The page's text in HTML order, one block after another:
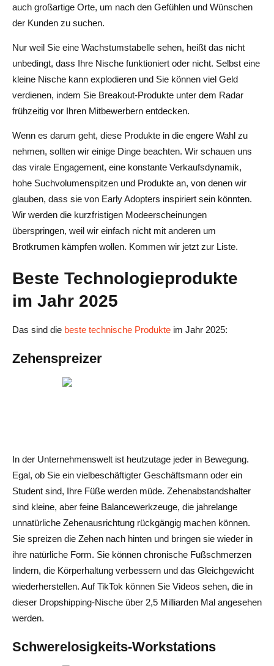
auch großartige Orte, um nach den Gefühlen und Wünschen
der Kunden zu suchen.
Nur weil Sie eine Wachstumstabelle sehen, heißt das nicht
unbedingt, dass Ihre Nische funktioniert oder nicht. Selbst eine
kleine Nische kann explodieren und Sie können viel Geld
verdienen, indem Sie Breakout-Produkte unter dem Radar
frühzeitig vor Ihren Mitbewerbern entdecken.
Wenn es darum geht, diese Produkte in die engere Wahl zu
nehmen, sollten wir einige Dinge beachten. Wir schauen uns
das virale Engagement, eine konstante Verkaufsdynamik,
hohe Suchvolumenspitzen und Produkte an, von denen wir
glauben, dass sie von Early Adopters inspiriert sein könnten.
Wir werden die kurzfristigen Modeerscheinungen
überspringen, weil wir einfach nicht mit anderen um
Brotkrumen kämpfen wollen. Kommen wir jetzt zur Liste.
Beste Technologieprodukte
im Jahr 2025
Das sind die beste technische Produkte im Jahr 2025:
Zehenspreizer
In der Unternehmenswelt ist heutzutage jeder in Bewegung.
Egal, ob Sie ein vielbeschäftigter Geschäftsmann oder ein
Student sind, Ihre Füße werden müde. Zehenabstandshalter
sind kleine, aber feine Balancewerkzeuge, die jahrelange
unnatürliche Zehenausrichtung rückgängig machen können.
Sie spreizen die Zehen nach hinten und bringen sie wieder in
ihre natürliche Form. Sie können chronische Fußschmerzen
lindern, die Körperhaltung verbessern und das Gleichgewicht
wiederherstellen. Auf TikTok können Sie Videos sehen, die in
dieser Dropshipping-Nische über 2,5 Milliarden Mal angesehen
werden.
Schwerelosigkeits-Workstations